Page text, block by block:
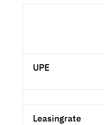
UPE
Leasingrate